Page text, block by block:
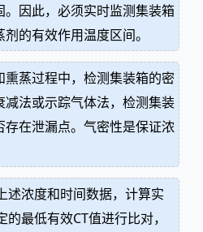
因此，必须实时监测集装箱
的有效作用温度区间。
蒸过程中，检测集装箱的密
法或示踪气体法，检测集装
在泄漏点。气密性是保证浓
述浓度和时间数据，计算实
最低有效CT值进行比对，